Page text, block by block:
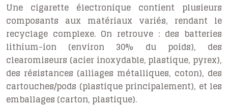
Une cigarette électronique contient plusieurs
composants aux matériaux variés, rendant le
recyclage complexe. On retrouve : des batteries
lithium-ion (environ 30% du poids), des
clearomiseurs (acier inoxydable, plastique, pyrex),
des résistances (alliages métalliques, coton), des
cartouches/pods (plastique principalement), et les
emballages (carton, plastique).